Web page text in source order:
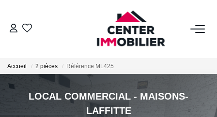
ACHETER
Calculettes Financières
Accueil 2 pièces Référence ML425
LOCAL COMMERCIAL - MAISONS-
LAFFITTE